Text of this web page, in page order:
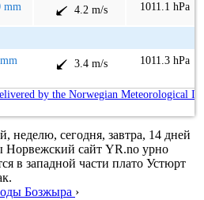
mm 4.2 m/s 1011.1 hPa
mm 3.4 m/s 1011.3 hPa
by the Norwegian Meteorological
неделю, сегодня, завтра, 14 дней
Норвежский сайт YR.no урно
в западной части плато Устюрт
Бозжыра ›